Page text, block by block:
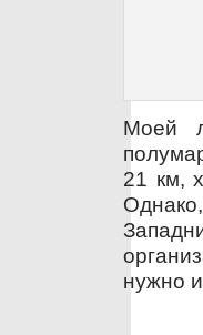
Моей
21 км,
нужно